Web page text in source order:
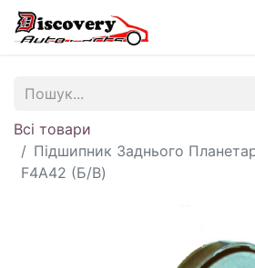
Всі товари
Підшипник Заднього
F4A42 (Б/В)